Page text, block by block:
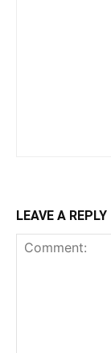
LEAVE A REPLY